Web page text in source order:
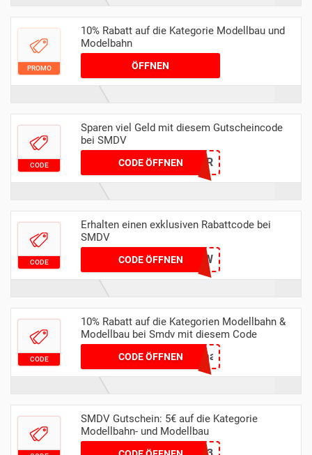
PROMO
10% Rabatt auf die Kategorie Modellbau und
Modelbahn
ÖFFNEN
CODE
Sparen viel Geld mit diesem Gutscheincode
bei SMDV
CODE ÖFFNEN
LNG75H4V2R
CODE
Erhalten einen exklusiven Rabattcode bei
SMDV
CODE ÖFFNEN
PSGVFNMAYW
CODE
10% Rabatt auf die Kategorien Modellbahn &
Modellbau bei Smdv mit diesem Code
CODE ÖFFNEN
47aa9ec3a930fa600ffaab39a60aee11
SMDV Gutschein: 5€ auf die Kategorie
Modellbahn- und Modellbau